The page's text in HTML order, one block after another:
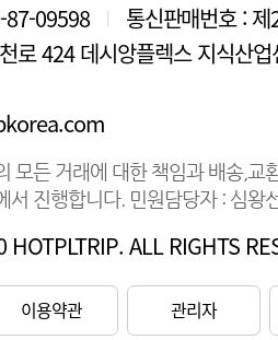
87-09598
|
통신판매번호 :
로 424 데시앙플렉스 지식산
모든 거래에 대한 책임과 배송,교
서 진행합니다. 민원담당자 : 심
ALL RIGHTS
이용약관 관리자